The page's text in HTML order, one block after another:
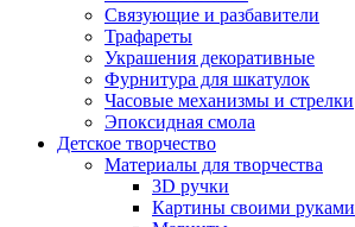
Связующие и разбавители
Трафареты
Украшения декоративные
Фурнитура для шкатулок
Часовые механизмы и стрелки
Эпоксидная смола
Детское творчество
Материалы для творчества
3D ручки
Картины своими руками